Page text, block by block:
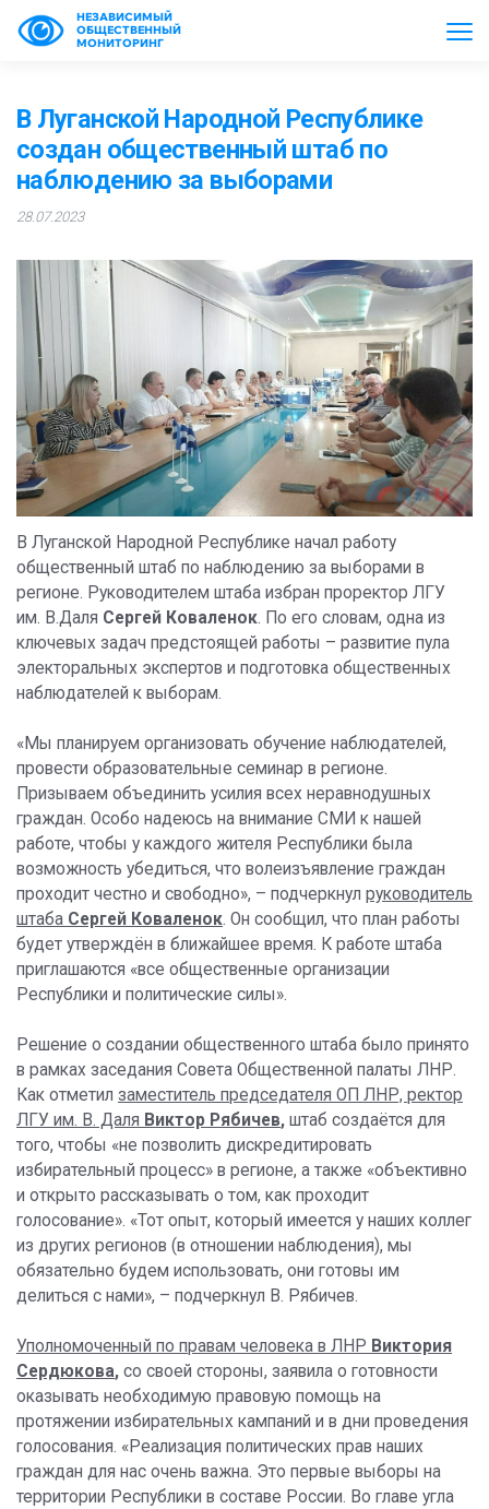
НЕЗАВИСИМЫЙ
ОБЩЕСТВЕННЫЙ
МОНИТОРИНГ
В Луганской Народной Республике
создан общественный штаб по
наблюдению за выборами
28.07.2023
В Луганской Народной Республике начал работу
общественный штаб по наблюдению за выборами в
регионе. Руководителем штаба избран проректор ЛГУ
им. В.Даля Сергей Коваленок. По его словам, одна из
ключевых задач предстоящей работы – развитие пула
электоральных экспертов и подготовка общественных
наблюдателей к выборам.
«Мы планируем организовать обучение наблюдателей,
провести образовательные семинар в регионе.
Призываем объединить усилия всех неравнодушных
граждан. Особо надеюсь на внимание СМИ к нашей
работе, чтобы у каждого жителя Республики была
возможность убедиться, что волеизъявление граждан
проходит честно и свободно», – подчеркнул руководитель
штаба Сергей Коваленок. Он сообщил, что план работы
будет утверждён в ближайшее время. К работе штаба
приглашаются «все общественные организации
Республики и политические силы».
Решение о создании общественного штаба было принято
в рамках заседания Совета Общественной палаты ЛНР.
Как отметил заместитель председателя ОП ЛНР, ректор
ЛГУ им. В. Даля Виктор Рябичев, штаб создаётся для
того, чтобы «не позволить дискредитировать
избирательный процесс» в регионе, а также «объективно
и открыто рассказывать о том, как проходит
голосование». «Тот опыт, который имеется у наших коллег
из других регионов (в отношении наблюдения), мы
обязательно будем использовать, они готовы им
делиться с нами», – подчеркнул В. Рябичев.
Уполномоченный по правам человека в ЛНР Виктория
Сердюкова, со своей стороны, заявила о готовности
оказывать необходимую правовую помощь на
протяжении избирательных кампаний и в дни проведения
голосования. «Реализация политических прав наших
граждан для нас очень важна. Это первые выборы на
территории Республики в составе России. Во главе угла